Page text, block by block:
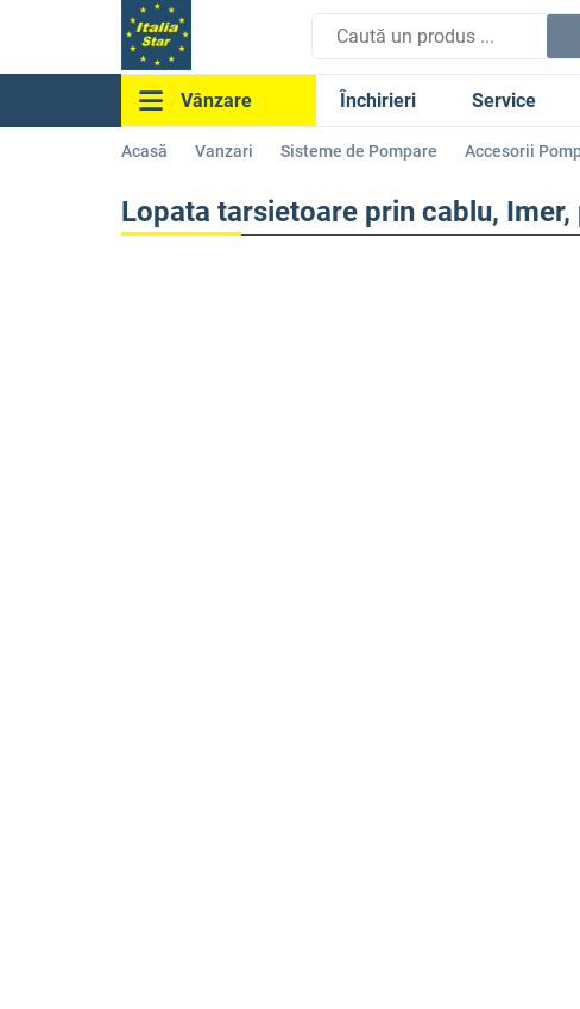
Vânzare Închirieri Service
Acasă Vanzari Sisteme de Pompare Accesorii
Lopata tarsietoare prin cablu,